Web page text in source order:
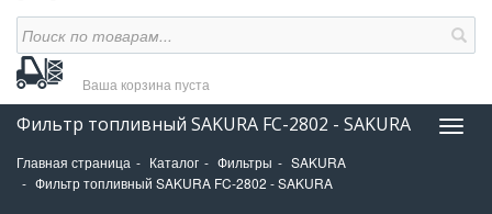
Ваша корзина пуста
Фильтр топливный SAKURA FC-2802 - SAKURA
Главная страница Каталог Фильтры
SAKURA
Фильтр топливный SAKURA FC-2802 - SAKURA